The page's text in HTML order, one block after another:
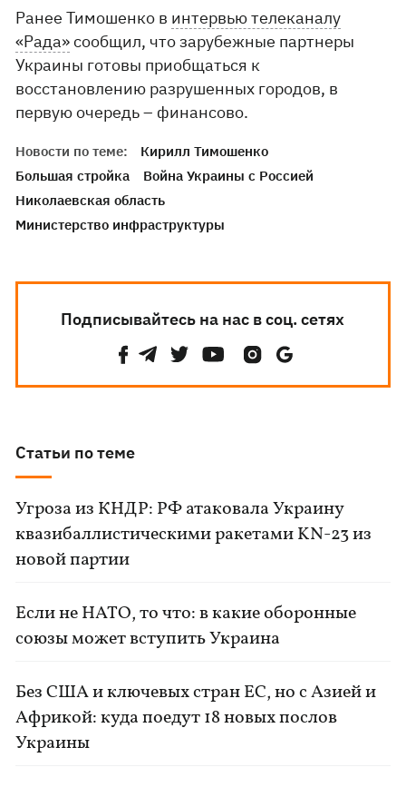
Ранее Тимошенко в интервью телеканалу
«Рада»сообщил, что зарубежные партнеры
Украины готовы приобщаться к
восстановлению разрушенных городов, в
первую очередь – финансово.
Новости по теме:
Кирилл Тимошенко
Большая стройка
Война Украины с Россией
Николаевская область
Министерство инфраструктуры
Подписывайтесь на нас в соц. сетях
Статьи по теме
Угроза из КНДР: РФ атаковала Украину
квазибаллистическими ракетами KN-23 из
новой партии
Если не НАТО, то что: в какие оборонные
союзы может вступить Украина
Без США и ключевых стран ЕС, но с Азией и
Африкой: куда поедут 18 новых послов
Украины